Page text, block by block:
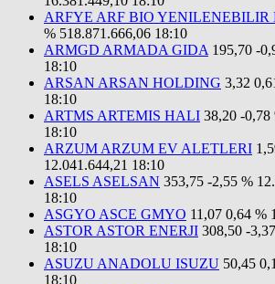
ARFYE ARF BIO YENILENEBILIR
% 518.871.666,06 18:10
ARMGD ARMADA GIDA 195,70 -
18:10
ARSAN ARSAN HOLDING 3,32
18:10
ARTMS ARTEMIS HALI 38,20 -0,78
18:10
ARZUM ARZUM EV ALETLERI
12.041.644,21 18:10
ASELS ASELSAN 353,75 -2,55 %
18:10
ASGYO ASCE GMYO 11,07 0,64 %
ASTOR ASTOR ENERJI 308,50 -
18:10
ASUZU ANADOLU ISUZU 50,45
18:10